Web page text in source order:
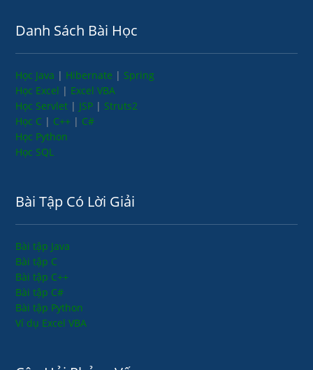
Danh Sách Bài Học
Học Java | Hibernate | Spring
Học Excel | Excel VBA
Học Servlet | JSP | Struts2
Học C | C++ | C#
Học Python
Học SQL
Bài Tập Có Lời Giải
Bài tập Java
Bài tập C
Bài tập C++
Bài tập C#
Bài tập Python
Ví dụ Excel VBA